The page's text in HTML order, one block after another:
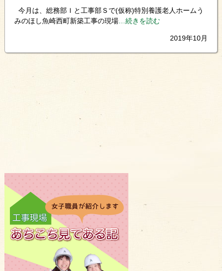
今月は、総務部Ｉと工事部Ｓで(仮称)特別養護老人ホームう
みのほし魚崎西町新築工事の現場…続きを読む
2019年10月